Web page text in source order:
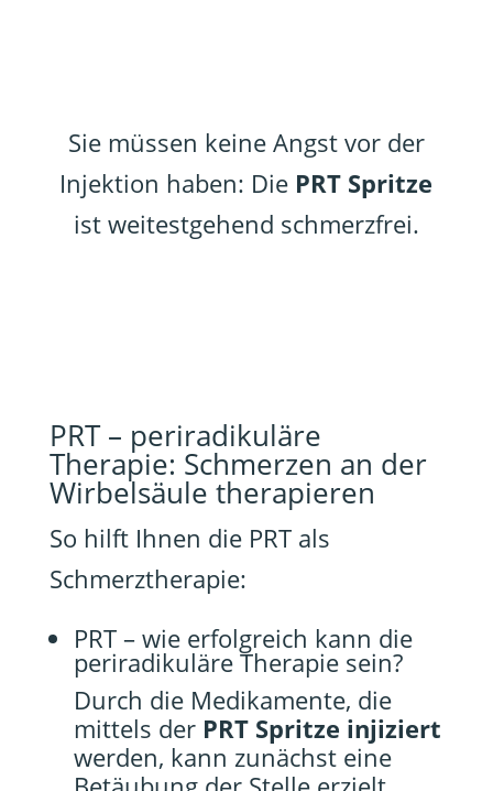
Sie müssen keine Angst vor der
Injektion haben: Die PRT Spritze
ist weit­estge­hend schmerz­frei.
PRT – periradikuläre
Therapie: Schmerzen an der
Wirbelsäule therapieren
So hilft Ihnen die PRT als
Schmerztherapie:
PRT – wie erfolgreich kann die
periradikuläre Therapie sein?
Durch die Medikamente, die
mittels der PRT Spritze injiziert
werden, kann zunächst eine